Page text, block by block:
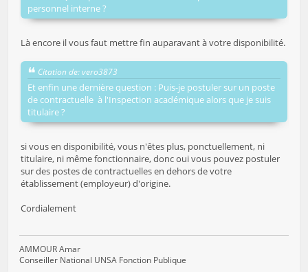
personnel interne ?
Là encore il vous faut mettre fin auparavant à votre disponibilité.
Citation de: vero3873
Et enfin une dernière question : Puis-je postuler sur un poste
de contractuelle à l'Inspection académique alors que je suis
titulaire ?
si vous en disponibilité, vous n'êtes plus, ponctuellement, ni
titulaire, ni même fonctionnaire, donc oui vous pouvez postuler
sur des postes de contractuelles en dehors de votre
établissement (employeur) d'origine.
Cordialement
AMMOUR Amar
Conseiller National UNSA Fonction Publique